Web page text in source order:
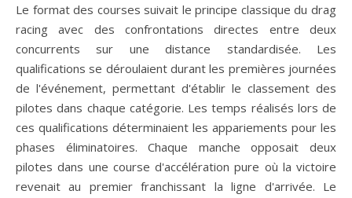
Le format des courses suivait le principe classique du drag
racing avec des confrontations directes entre deux
concurrents sur une distance standardisée. Les
qualifications se déroulaient durant les premières journées
de l'événement, permettant d'établir le classement des
pilotes dans chaque catégorie. Les temps réalisés lors de
ces qualifications déterminaient les appariements pour les
phases éliminatoires. Chaque manche opposait deux
pilotes dans une course d'accélération pure où la victoire
revenait au premier franchissant la ligne d'arrivée. Le